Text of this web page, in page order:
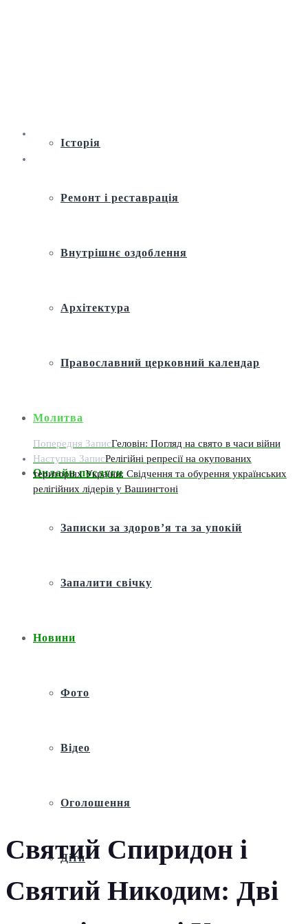
Історія
Ремонт і реставрація
Внутрішнє оздоблення
Архітектура
Православний церковний календар
Молитва
Онлайн послуги
Записки за здоров’я та за упокій
Запалити свічку
Новини
Фото
Відео
Оголошення
Діти
Святий Спиридон і
Святий Никодим: Дві
Попередня ЗаписГеловін: Погляд на свято в часи війни
Наступна ЗаписРелігійні репресії на окупованих
територіях України: Свідчення та обурення українських
релігійних лідерів у Вашингтоні